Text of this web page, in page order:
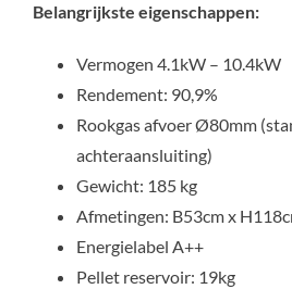
Belangrijkste eigenschappen:
Vermogen 4.1kW – 10.4kW
Rendement: 90,9%
Rookgas afvoer Ø80mm
achteraansluiting)
Gewicht: 185 kg
Afmetingen: B53cm x
Energielabel A++
Pellet reservoir: 19kg